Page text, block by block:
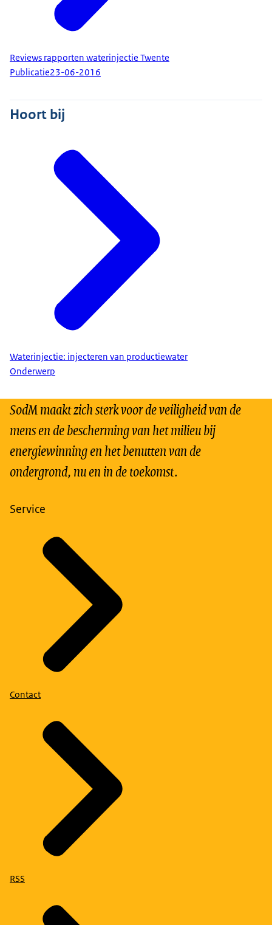
Reviews rapporten waterinjectie Twente
Publicatie23-06-2016
Hoort bij
Waterinjectie: injecteren van productiewater
Onderwerp
SodM maakt zich sterk voor de veiligheid van de
mens en de bescherming van het milieu bij
energiewinning en het benutten van de
ondergrond, nu en in de toekomst.
Service
Contact
RSS